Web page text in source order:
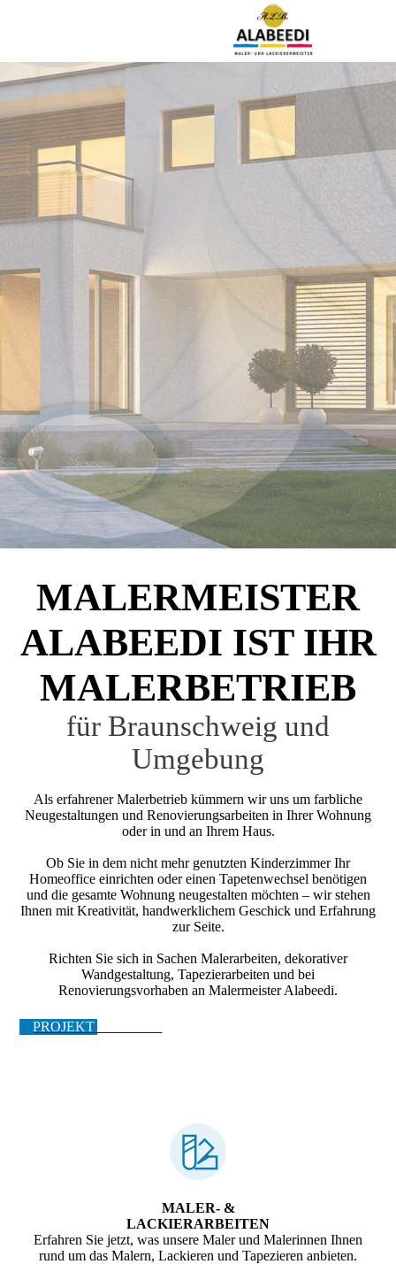
MALERMEISTER
ALABEEDI IST IHR
MALERBETRIEB
für Braunschweig und
Umgebung
Als erfahrener Malerbetrieb kümmern wir uns um farbliche
Neugestaltungen und Renovierungsarbeiten in Ihrer Wohnung
oder in und an Ihrem Haus.
Ob Sie in dem nicht mehr genutzten Kinderzimmer Ihr
Homeoffice einrichten oder einen Tapetenwechsel benötigen
und die gesamte Wohnung neugestalten möchten – wir stehen
Ihnen mit Kreativität, handwerklichem Geschick und Erfahrung
zur Seite.
Richten Sie sich in Sachen Malerarbeiten, dekorativer
Wandgestaltung, Tapezierarbeiten und bei
Renovierungsvorhaben an Malermeister Alabeedi.
PROJEKT STARTEN
MALER- &
LACKIERARBEITEN
Erfahren Sie jetzt, was unsere Maler und Malerinnen Ihnen
rund um das Malern, Lackieren und Tapezieren anbieten.